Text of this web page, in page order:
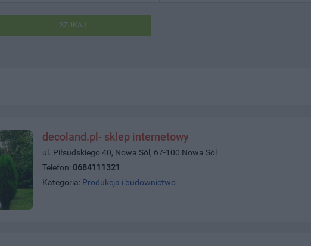
SZUKAJ
decoland.pl- sklep internetowy
ul. Piłsudskiego 40, Nowa Sól, 67-100 Nowa Sól
Telefon: 0684111321
Kategoria: Produkcja i budownictwo